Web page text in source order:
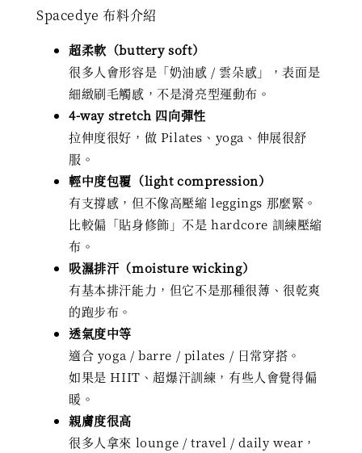
Spacedye 布料介紹
超柔軟（buttery soft）
很多人會形容是「奶油感 / 雲朵感」，表面是
細緻刷毛觸感，不是滑亮型運動布。
4-way stretch 四向彈性
拉伸度很好，做 Pilates、yoga、伸展很舒
服。
輕中度包覆（light compression）
有支撐感，但不像高壓縮 leggings 那麼緊。
比較偏「貼身修飾」不是 hardcore 訓練壓縮
布。
吸濕排汗（moisture wicking）
有基本排汗能力，但它不是那種很薄、很乾爽
的跑步布。
透氣度中等
適合 yoga / barre / pilates / 日常穿搭。
如果是 HIIT、超爆汗訓練，有些人會覺得偏
暖。
親膚度很高
很多人拿來 lounge / travel / daily wear，